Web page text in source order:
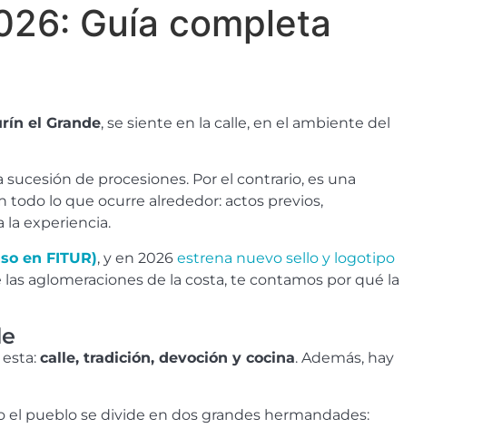
Guía completa
el Grande, se siente en la calle, en el ambiente del
sucesión de procesiones. Por el contrario, es una
todo lo que ocurre alrededor: actos previos,
experiencia.
en FITUR), y en 2026 estrena nuevo sello y logotipo
aglomeraciones de la costa, te contamos por qué la
calle, tradición, devoción y cocina. Además, hay
pueblo se divide en dos grandes hermandades: